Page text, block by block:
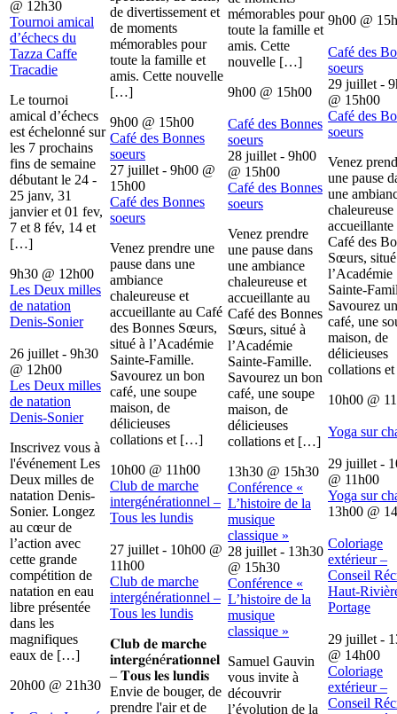
@ 12h30
Tournoi amical
d’échecs du
Tazza Caffe
Tracadie
Le tournoi
amical d’échecs
est échelonné sur
les 7 prochains
fins de semaine
débutant le 24 -
25 janv, 31
janvier et 01 fev,
7 et 8 fév, 14 et
[…]
9h30 @ 12h00
Les Deux milles
de natation
Denis-Sonier
26 juillet - 9h30
@ 12h00
Les Deux milles
de natation
Denis-Sonier
Inscrivez vous à
l'événement Les
Deux milles de
natation Denis-
Sonier. Longez
au cœur de
l’action avec
cette grande
compétition de
natation en eau
libre présentée
dans les
magnifiques
eaux de […]
20h00 @ 21h30
de divertissement et
de moments
mémorables pour
toute la famille et
amis. Cette nouvelle
[…]
9h00 @ 15h00
Café des Bonnes
soeurs
27 juillet - 9h00 @
15h00
Café des Bonnes
soeurs
Venez prendre une
pause dans une
ambiance
chaleureuse et
accueillante au Café
des Bonnes Sœurs,
situé à l’Académie
Sainte-Famille.
Savourez un bon
café, une soupe
maison, de
délicieuses
collations et […]
10h00 @ 11h00
Club de marche
intergénérationnel –
Tous les lundis
27 juillet - 10h00 @
11h00
Club de marche
intergénérationnel –
Tous les lundis
𝐂𝐥𝐮𝐛 𝐝𝐞 𝐦𝐚𝐫𝐜𝐡𝐞
𝐢𝐧𝐭𝐞𝐫𝐠é𝐧é𝐫𝐚𝐭𝐢𝐨𝐧𝐧𝐞𝐥
– 𝐓𝐨𝐮𝐬 𝐥𝐞𝐬 𝐥𝐮𝐧𝐝𝐢𝐬
Envie de bouger, de
prendre l'air et de
mémorables pour
toute la famille et
amis. Cette
nouvelle […]
9h00 @ 15h00
Café des Bonnes
soeurs
28 juillet - 9h00
@ 15h00
Café des Bonnes
soeurs
Venez prendre
une pause dans
une ambiance
chaleureuse et
accueillante au
Café des Bonnes
Sœurs, situé à
l’Académie
Sainte-Famille.
Savourez un bon
café, une soupe
maison, de
délicieuses
collations et […]
13h30 @ 15h30
Conférence «
L’histoire de la
musique
classique »
28 juillet - 13h30
@ 15h30
Conférence «
L’histoire de la
musique
classique »
Samuel Gauvin
vous invite à
découvrir
l’évolution de la
9h00 @
Café des
soeurs
29 juillet -
@ 15h00
Café des
soeurs
Venez
une pause
une
chaleureuse
accueillante
Café des
Sœurs,
l’Académie
Sainte-
Savourez
café, une
maison, de
délicieuses
collations
10h00 @
Yoga sur
29 juillet -
@ 11h00
Yoga sur
13h00 @
Coloriage
extérieur –
Conseil
Haut-
Portage
29 juillet -
@ 14h00
Coloriage
extérieur –
Conseil